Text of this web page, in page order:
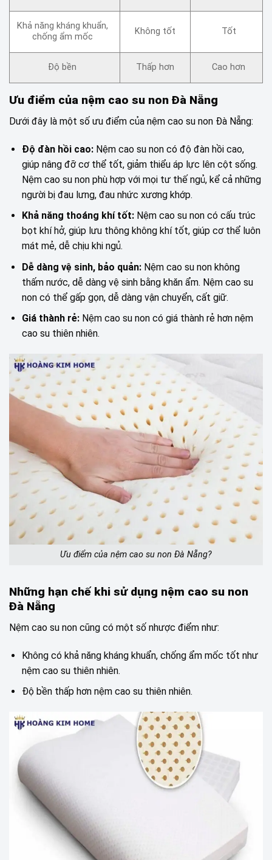
Khả năng kháng khuẩn,
chống ẩm mốc
Không tốt Tốt
Độ bền Thấp hơn Cao hơn
Ưu điểm của nệm cao su non Đà Nẵng
Dưới đây là một số ưu điểm của nệm cao su non Đà Nẵng:
Độ đàn hồi cao:Nệm cao su non có độ đàn hồi cao,
giúp nâng đỡ cơ thể tốt, giảm thiểu áp lực lên cột sống.
Nệm cao su non phù hợp với mọi tư thế ngủ, kể cả những
người bị đau lưng, đau nhức xương khớp.
Khả năng thoáng khí tốt:Nệm cao su non có cấu trúc
bọt khí hở, giúp lưu thông không khí tốt, giúp cơ thể luôn
mát mẻ, dễ chịu khi ngủ.
Dễ dàng vệ sinh, bảo quản:Nệm cao su non không
thấm nước, dễ dàng vệ sinh bằng khăn ẩm. Nệm cao su
non có thể gấp gọn, dễ dàng vận chuyển, cất giữ.
Giá thành rẻ:Nệm cao su non có giá thành rẻ hơn nệm
cao su thiên nhiên.
Ưu điểm của nệm cao su non Đà Nẵng?
Những hạn chế khi sử dụng nệm cao su non
Đà Nẵng
Nệm cao su non cũng có một số nhược điểm như:
Không có khả năng kháng khuẩn, chống ẩm mốc tốt như
nệm cao su thiên nhiên.
Độ bền thấp hơn nệm cao su thiên nhiên.